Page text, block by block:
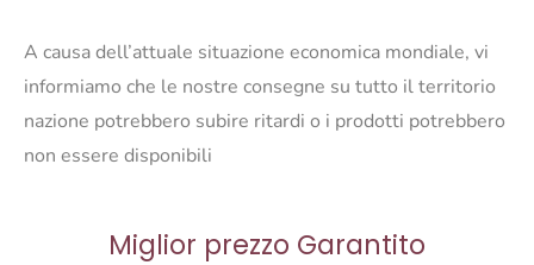
A causa dell’attuale situazione economica mondiale, vi
informiamo che le nostre consegne su tutto il territorio
nazione potrebbero subire ritardi o i prodotti potrebbero
non essere disponibili
Miglior prezzo Garantito